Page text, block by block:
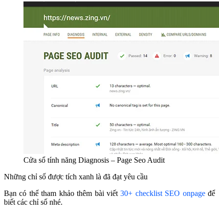
Cửa sổ tính năng Diagnosis – Page Seo Audit
Những chỉ số được tích xanh là đã đạt yêu cầu
Bạn có thể tham khảo thêm bài viết30+ checklist SEO onpageđể
biết các chỉ số nhé.